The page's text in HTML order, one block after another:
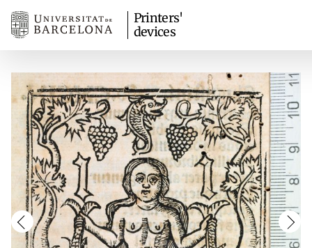
Printers'
devices